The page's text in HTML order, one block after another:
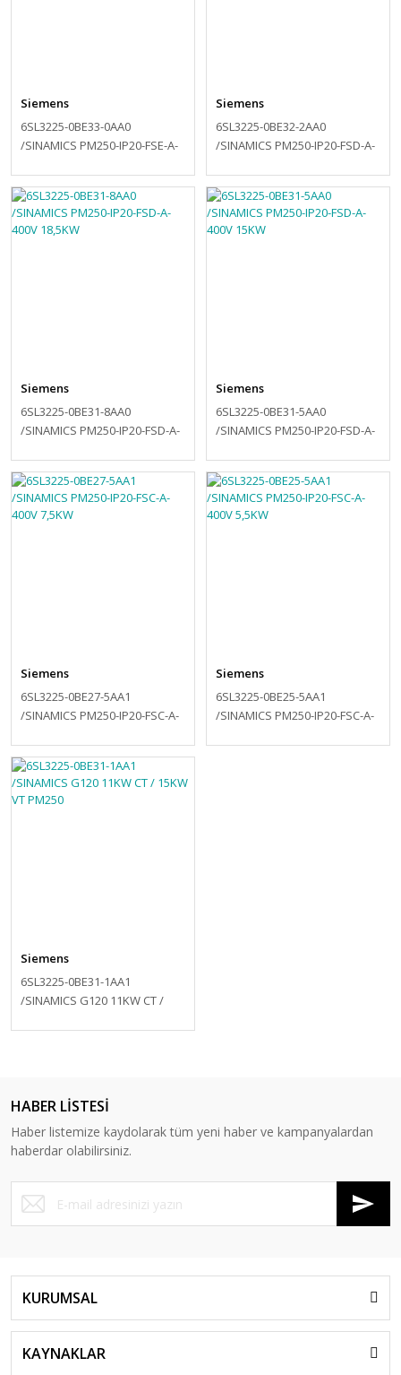
Siemens
6SL3225-0BE33-0AA0
/SINAMICS PM250-IP20-FSE-A-
Siemens
6SL3225-0BE32-2AA0
/SINAMICS PM250-IP20-FSD-A-
Siemens
6SL3225-0BE31-8AA0
/SINAMICS PM250-IP20-FSD-A-
Siemens
6SL3225-0BE31-5AA0
/SINAMICS PM250-IP20-FSD-A-
Siemens
6SL3225-0BE27-5AA1
/SINAMICS PM250-IP20-FSC-A-
Siemens
6SL3225-0BE25-5AA1
/SINAMICS PM250-IP20-FSC-A-
Siemens
6SL3225-0BE31-1AA1
/SINAMICS G120 11KW CT /
HABER LİSTESİ
Haber listemize kaydolarak tüm yeni haber ve kampanyalardan
haberdar olabilirsiniz.
KURUMSAL
KAYNAKLAR